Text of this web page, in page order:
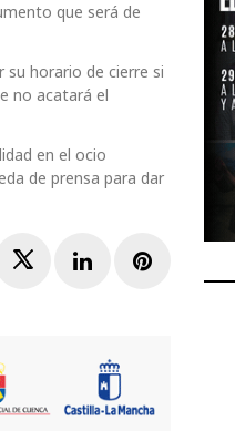
que será de
su horario de cierre si
no acatará el
en el ocio
de prensa para dar
TwitterLinkedInPinterest